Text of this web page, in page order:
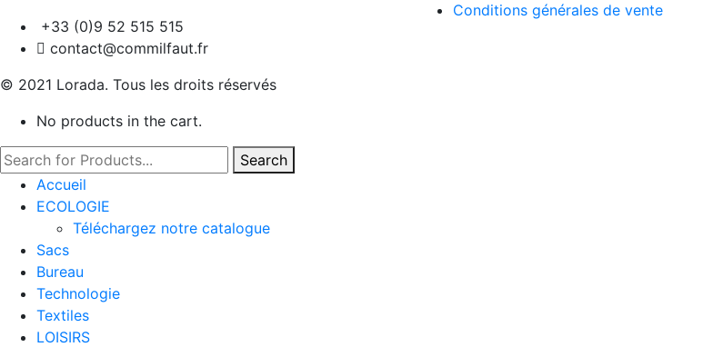
+33 (0)9 52 515 515
contact@commilfaut.fr
Conditions générales de vente
© 2021 Lorada. Tous les droits réservés
No products in the cart.
Search
Accueil
ECOLOGIE
Téléchargez notre catalogue
Sacs
Bureau
Technologie
Textiles
LOISIRS